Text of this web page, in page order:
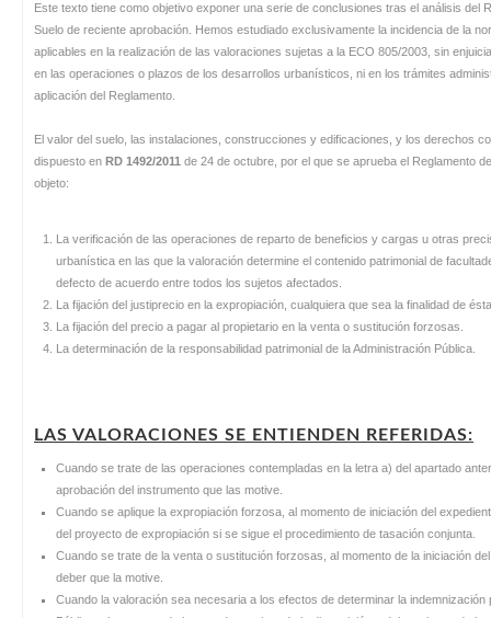
Este texto tiene como objetivo exponer una serie de conclusiones tras el análisis del
Suelo de reciente aprobación. Hemos estudiado exclusivamente la incidencia de la
aplicables en la realización de las valoraciones sujetas a la ECO 805/2003, sin
en las operaciones o plazos de los desarrollos urbanísticos, ni en los trámites
aplicación del Reglamento.
El valor del suelo, las instalaciones, construcciones y edificaciones, y los derechos
dispuesto en RD 1492/2011 de 24 de octubre, por el que se aprueba el Reglamento
objeto:
La verificación de las operaciones de reparto de beneficios y cargas u otras
urbanística en las que la valoración determine el contenido patrimonial de
defecto de acuerdo entre todos los sujetos afectados.
La fijación del justiprecio en la expropiación, cualquiera que sea la finalidad de
La fijación del precio a pagar al propietario en la venta o sustitución forzosas.
La determinación de la responsabilidad patrimonial de la Administración Pública.
LAS VALORACIONES SE ENTIENDEN REFERIDAS:
Cuando se trate de las operaciones contempladas en la letra a) del apartado
aprobación del instrumento que las motive.
Cuando se aplique la expropiación forzosa, al momento de iniciación del
del proyecto de expropiación si se sigue el procedimiento de tasación conjunta.
Cuando se trate de la venta o sustitución forzosas, al momento de la iniciación
deber que la motive.
Cuando la valoración sea necesaria a los efectos de determinar la